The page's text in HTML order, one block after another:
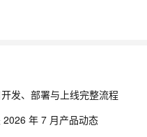
发、部署与上线完整流程
2026 年 7 月产品动态